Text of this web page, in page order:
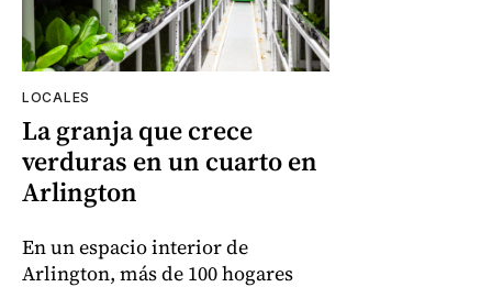
LOCALES
La granja que crece
verduras en un cuarto en
Arlington
En un espacio interior de
Arlington, más de 100 hogares